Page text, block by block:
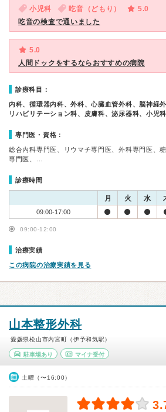
小児科 吃音（どもり）
5.0
吃音の検査で通いました
5.0
人間ドックをするならおすすめの病院
診療科目：
内科、循環器内科、外科、心臓血管外科、脳神経
リハビリテーション科、皮膚科、泌尿器科、小児
専門医・資格：
総合内科専門医、リウマチ専門医、外科専門医、
専門医、…
診療時間
月 火 水
09:00-17:00
09:00-12:00
治療実績
この病院の治療実績を見る
山本整形外科
愛媛県松山市内宮町（伊予和気駅）
駐車場あり マイナ受付
土曜（〜16:00）